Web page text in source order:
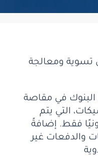
ومعالجة
البنوك في مقاصة
التي يتم
فقط. إضافةً
والدفعات غير